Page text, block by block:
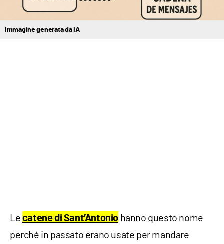
Immagine generata da IA
Le catene di Sant’Antonio hanno questo nome
perché in passato erano usate per mandare